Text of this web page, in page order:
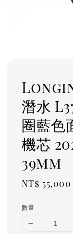
潛水
圈藍色
機芯
39mm
Regular
NT$ 55,000
數量